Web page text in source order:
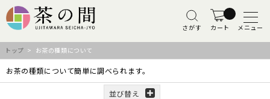
さがす カート メニュー
トップ > お茶の種類について
お茶の種類について簡単に調べられます。
並び替え